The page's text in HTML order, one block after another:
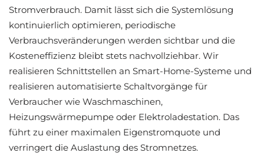
Stromverbrauch. Damit lässt sich die Systemlösung
kontinuierlich optimieren, periodische
Verbrauchsveränderungen werden sichtbar und die
Kosteneffizienz bleibt stets nachvollziehbar. Wir
realisieren Schnittstellen an Smart-Home-Systeme und
realisieren automatisierte Schaltvorgänge für
Verbraucher wie Waschmaschinen,
Heizungswärmepumpe oder Elektroladestation. Das
führt zu einer maximalen Eigenstromquote und
verringert die Auslastung des Stromnetzes.